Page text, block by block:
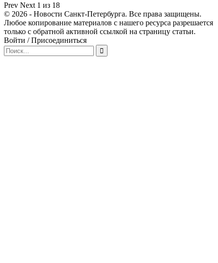
Prev Next 1 из 18
© 2026 - Новости Санкт-Петербурга. Все права защищены.
Любое копирование материалов с нашего ресурса разрешается
только с обратной активной ссылкой на страницу статьи.
Войти / Присоединиться